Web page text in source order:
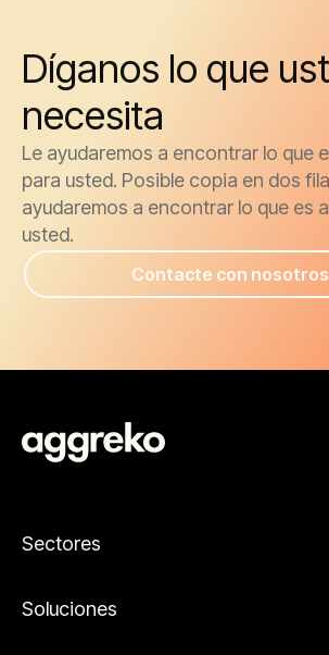
Díganos lo que
necesita
Le ayudaremos a encontrar lo que
para usted. Posible copia en dos
ayudaremos a encontrar lo que es
usted.
Contacte con nosotros
Sectores
Soluciones